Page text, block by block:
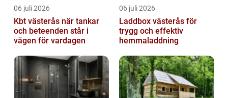
06 juli 2026
Kbt västerås när tankar
och beteenden står i
vägen för vardagen
06 juli 2026
Laddbox västerås för
trygg och effektiv
hemmaladdning